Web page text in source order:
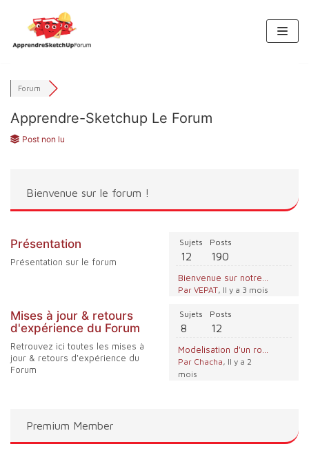
Forum
Apprendre-Sketchup Le Forum
Post non lu
Bienvenue sur le forum !
Présentation
Présentation sur le forum
Sujets
12
Posts
190
Par VEPAT, Il y a 3 mois
Mises à jour & retours
d'expérience du Forum
Retrouvez ici toutes les mises à
jour & retours d'expérience du
Forum
Sujets
8
Posts
12
Par Chacha, Il y a 2
mois
Premium Member